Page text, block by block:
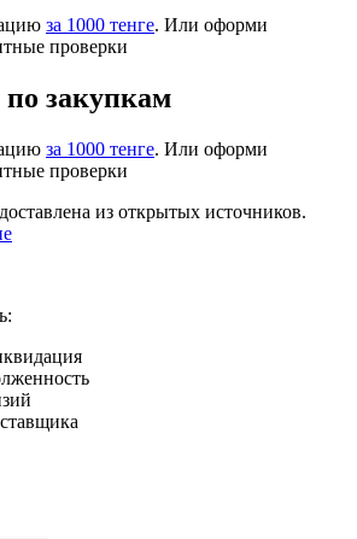
за 1000 тенге. Или оформи
проверки
закупкам
за 1000 тенге. Или оформи
проверки
из открытых источников.